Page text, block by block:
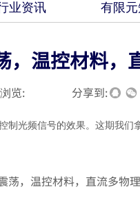
业资讯 有限
，温控材料，
览: 分享到:
光频信号的效果。这期我们